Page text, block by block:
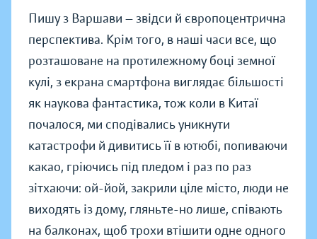
Пишу з Варшави — звідси й європоцентрична
перспектива. Крім того, в наші часи все, що
розташоване на протилежному боці земної
кулі, з екрана смартфона виглядає більшості
як наукова фантастика, тож коли в Китаї
почалося, ми сподівались уникнути
катастрофи й дивитись її в ютюбі, попиваючи
какао, гріючись під пледом і раз по раз
зітхаючи: ой-йой, закрили ціле місто, люди не
виходять із дому, гляньте-но лише, співають
на балконах, щоб трохи втішити одне одного